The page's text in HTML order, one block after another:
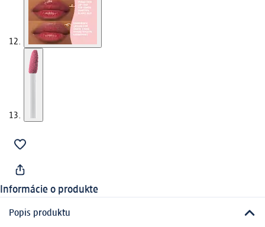
Informácie o produkte
Popis produktu